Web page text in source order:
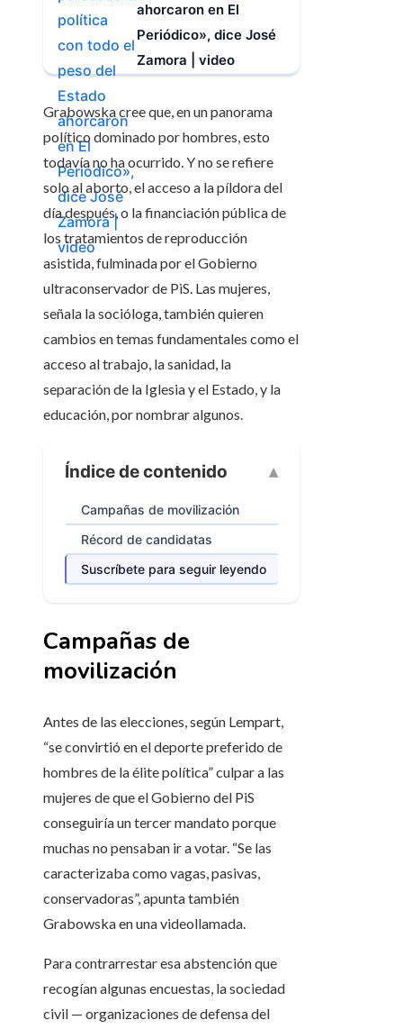
ahorcaron en El
Periódico», dice José
Zamora | video
Grabowska cree que, en un panorama
político dominado por hombres, esto
todavía no ha ocurrido. Y no se refiere
solo al aborto, el acceso a la píldora del
día después, o la financiación pública de
los tratamientos de reproducción
asistida, fulminada por el Gobierno
ultraconservador de PiS. Las mujeres,
señala la socióloga, también quieren
cambios en temas fundamentales como el
acceso al trabajo, la sanidad, la
separación de la Iglesia y el Estado, y la
educación, por nombrar algunos.
Índice de contenido
Campañas de movilización
Récord de candidatas
Suscríbete para seguir leyendo
Campañas de
movilización
Antes de las elecciones, según Lempart,
“se convirtió en el deporte preferido de
hombres de la élite política” culpar a las
mujeres de que el Gobierno del PiS
conseguiría un tercer mandato porque
muchas no pensaban ir a votar. “Se las
caracterizaba como vagas, pasivas,
conservadoras”, apunta también
Grabowska en una videollamada.
Para contrarrestar esa abstención que
recogían algunas encuestas, la sociedad
civil — organizaciones de defensa del